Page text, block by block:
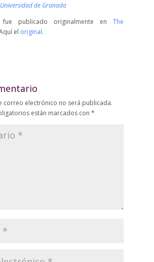
Universidad de Granada
fue publicado originalmente enThe
el original.
correo electrónico no será publicada.
están marcados con *